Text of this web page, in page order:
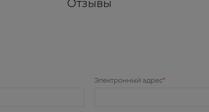
Отзывы
Электронный адрес